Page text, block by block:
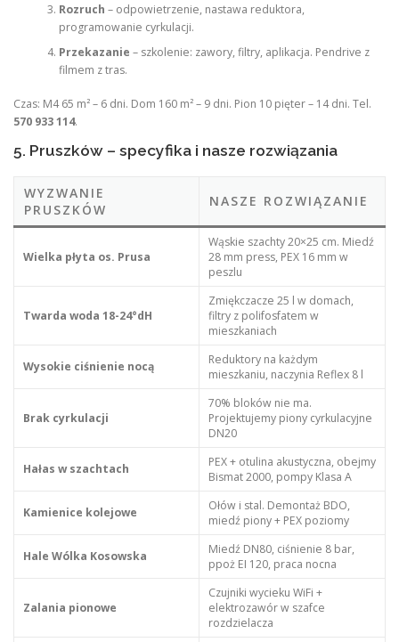
Rozruch – odpowietrzenie, nastawa reduktora,
programowanie cyrkulacji.
Przekazanie – szkolenie: zawory, filtry, aplikacja. Pendrive z
filmem z tras.
Czas: M4 65 m² – 6 dni. Dom 160 m² – 9 dni. Pion 10 pięter – 14 dni. Tel.
570 933 114.
5. Pruszków – specyfika i nasze rozwiązania
WYZWANIE
PRUSZKÓW
NASZE ROZWIĄZANIE
Wielka płyta os. Prusa
Wąskie szachty 20×25 cm. Miedź
28 mm press, PEX 16 mm w
peszlu
Twarda woda 18-24°dH
Zmiękczacze 25 l w domach,
filtry z polifosfatem w
mieszkaniach
Wysokie ciśnienie nocą
Reduktory na każdym
mieszkaniu, naczynia Reflex 8 l
Brak cyrkulacji
70% bloków nie ma.
Projektujemy piony cyrkulacyjne
DN20
Hałas w szachtach
PEX + otulina akustyczna, obejmy
Bismat 2000, pompy Klasa A
Kamienice kolejowe
Ołów i stal. Demontaż BDO,
miedź piony + PEX poziomy
Hale Wólka Kosowska
Miedź DN80, ciśnienie 8 bar,
ppoż EI 120, praca nocna
Zalania pionowe
Czujniki wycieku WiFi +
elektrozawór w szafce
rozdzielacza